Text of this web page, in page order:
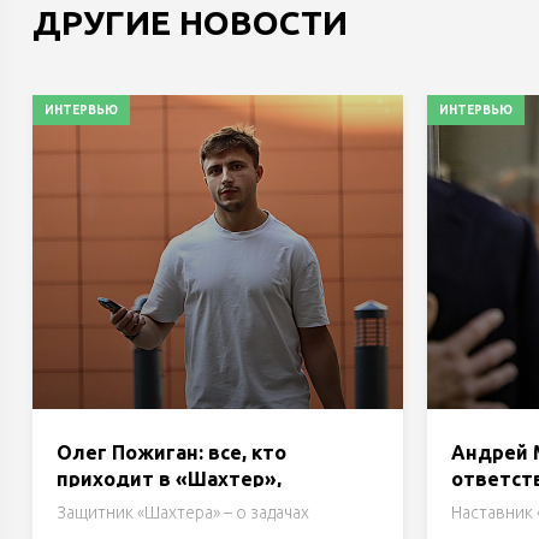
ДРУГИЕ НОВОСТИ
ИНТЕРВЬЮ
Олег Пожиган: все, кто
приходит в «Шахтер»,
понимают, что цель – кубок
Защитник «Шахтера» – о задачах
ИНТЕРВЬЮ
Андрей
этом
Наставник